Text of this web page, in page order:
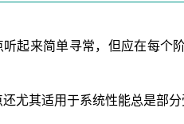
听起来简单寻常，但应在每个
尤其适用于系统性能总是部